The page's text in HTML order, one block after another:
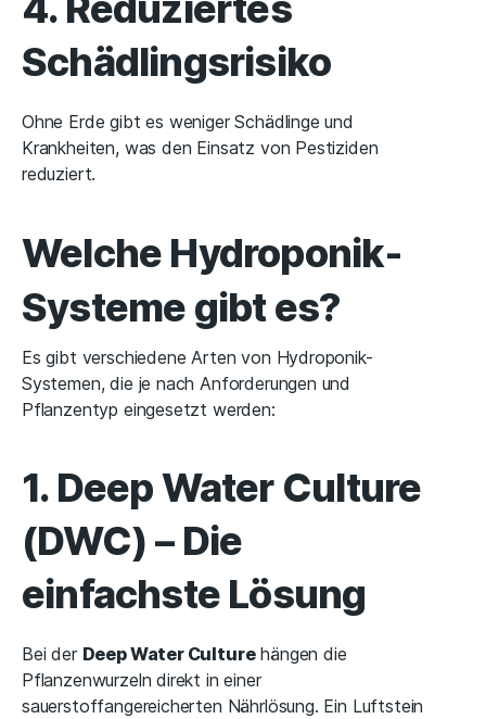
Schädlingsrisiko
Ohne Erde gibt es weniger Schädlinge und
Krankheiten, was den Einsatz von Pestiziden
reduziert.
Welche Hydroponik-
Systeme gibt es?
Es gibt verschiedene Arten von Hydroponik-
Systemen, die je nach Anforderungen und
Pflanzentyp eingesetzt werden:
1. Deep Water Culture
(DWC) – Die
einfachste Lösung
Bei der Deep Water Culturehängen die
Pflanzenwurzeln direkt in einer
sauerstoffangereicherten Nährlösung. Ein Luftstein